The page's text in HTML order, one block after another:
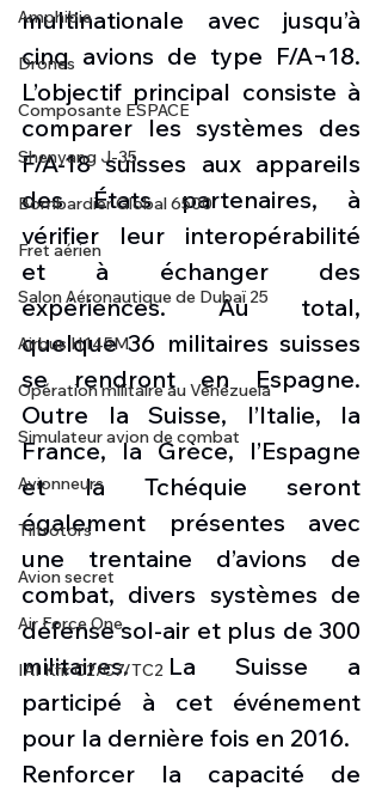
Amphibie
Drones
Composante ESPACE
Shenyang J-35
Bombardier Global 6500
Fret aérien
Salon Aéronautique de Dubaï 25
Airbus H145M
Opération militaire au Vénézuela
Simulateur avion de combat
Avionneurs
Tiltrotors
Avion secret
Air Force One
IAI Kfir C2/C7/TC2
multinationale avec jusqu’à
cinq avions de type F/A¬18.
L’objectif principal consiste à
comparer les systèmes des
F/A-18 suisses aux appareils
des États partenaires, à
vérifier leur interopérabilité
et à échanger des
expériences. Au total,
quelque 36 militaires suisses
se rendront en Espagne.
Outre la Suisse, l’Italie, la
France, la Grèce, l’Espagne
et la Tchéquie seront
également présentes avec
une trentaine d’avions de
combat, divers systèmes de
défense sol-air et plus de 300
militaires. La Suisse a
participé à cet événement
pour la dernière fois en 2016.
Renforcer la capacité de